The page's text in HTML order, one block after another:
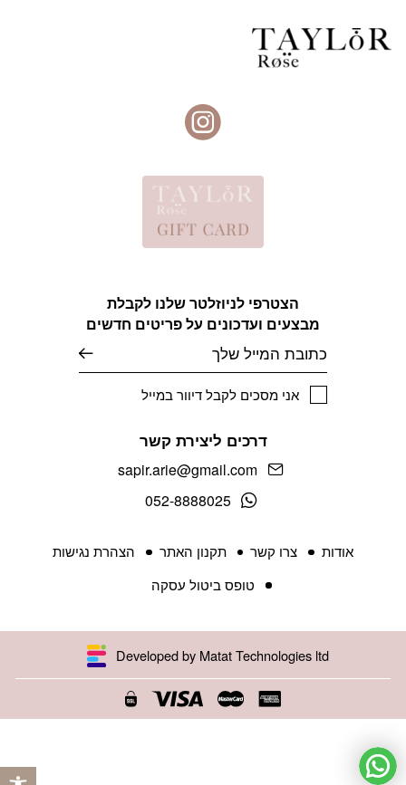
הצטרפי לניוזלטר שלנו לקבלת
מבצעים ועדכונים על פריטים חדשים
אני מסכים לקבל דיוור במייל
דרכים ליצירת קשר
sapir.arie@gmail.com
052-8888025
אודות צרו קשר תקנון האתר
הצהרת נגישות
טופס ביטול עסקה
Developed by Matat Technologies ltd